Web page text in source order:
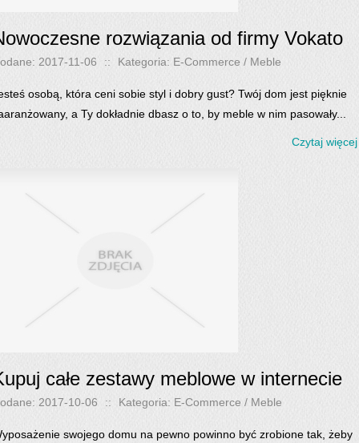
rozwiązania od firmy Vokato
2017-11-06 :: Kategoria: E-Commerce / Meble
osobą, która ceni sobie styl i dobry gust? Twój dom jest pięknie
a Ty dokładnie dbasz o to, by meble w nim pasowały...
Czytaj
całe zestawy meblowe w internecie
2017-10-06 :: Kategoria: E-Commerce / Meble
swojego domu na pewno powinno być zrobione tak, żeby